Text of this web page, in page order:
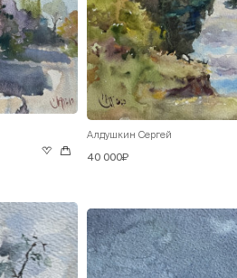
Алдушкин Сергей
40 000₽